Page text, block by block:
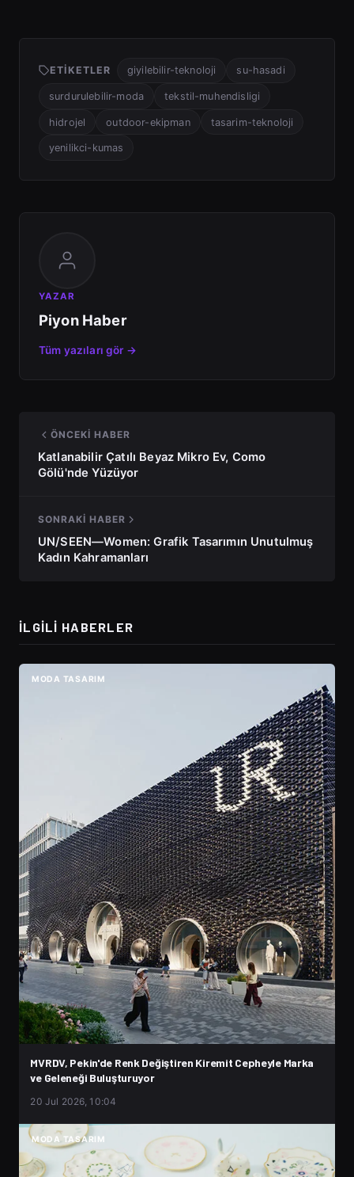
ETIKETLER giyilebilir-teknoloji su-hasadi
surdurulebilir-moda tekstil-muhendisligi
hidrojel outdoor-ekipman tasarim-teknoloji
yenilikci-kumas
YAZAR
Piyon Haber
Tüm yazıları gör →
ÖNCEKI HABER
Katlanabilir Çatılı Beyaz Mikro Ev, Como
Gölü'nde Yüzüyor
SONRAKI HABER
UN/SEEN—Women: Grafik Tasarımın Unutulmuş
Kadın Kahramanları
İLGILI HABERLER
MODA TASARIM
MVRDV, Pekin'de Renk Değiştiren Kiremit Cepheyle Marka
ve Geleneği Buluşturuyor
20 Jul 2026, 10:04
MODA TASARIM